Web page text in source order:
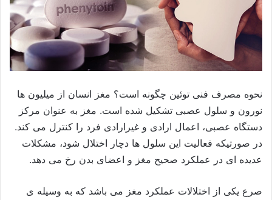
نحوه مصرف فنی توئین چگونه است؟ مغز انسان از میلیون ها
نورون و سلول عصبی تشکیل شده است. مغز به عنوان مرکز
دستگاه عصبی، اعمال ارادی و غیرارادی فرد را کنترل می کند.
در صورتیکه فعالیت این سلول ها دچار اختلال شود، مشکلات
عدیده ای در عملکرد صحیح مغز و اعضای بدن رخ می دهد.
صرع یکی از اختلالات عملکرد مغز می باشد که به وسیله ی